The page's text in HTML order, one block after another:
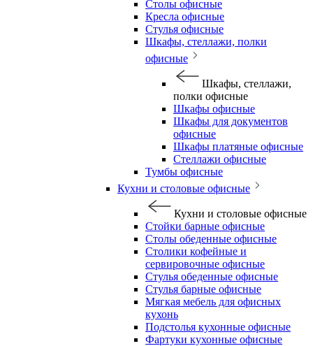
Столы офисные
Кресла офисные
Стулья офисные
Шкафы, стеллажи, полки
офисные
Шкафы, стеллажи,
полки офисные
Шкафы офисные
Шкафы для документов
офисные
Шкафы платяные офисные
Стеллажи офисные
Тумбы офисные
Кухни и столовые офисные
Кухни и столовые офисные
Стойки барные офисные
Столы обеденные офисные
Столики кофейные и
сервировочные офисные
Стулья обеденные офисные
Стулья барные офисные
Мягкая мебель для офисных
кухонь
Подстолья кухонные офисные
Фартуки кухонные офисные